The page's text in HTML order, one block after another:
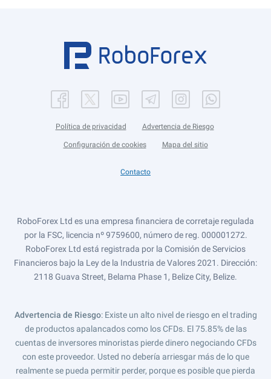
Política de privacidad Advertencia de Riesgo
Configuración de cookies Mapa del sitio
Contacto
RoboForex Ltd es una empresa financiera de corretaje regulada
por la FSC, licencia nº 9759600, número de reg. 000001272.
RoboForex Ltd está registrada por la Comisión de Servicios
Financieros bajo la Ley de la Industria de Valores 2021. Dirección:
2118 Guava Street, Belama Phase 1, Belize City, Belize.
Advertencia de Riesgo: Existe un alto nivel de riesgo en el trading
de productos apalancados como los CFDs. El 75.85% de las
cuentas de inversores minoristas pierde dinero negociando CFDs
con este proveedor. Usted no debería arriesgar más de lo que
realmente se pueda permitir perder, porque es posible que pierda